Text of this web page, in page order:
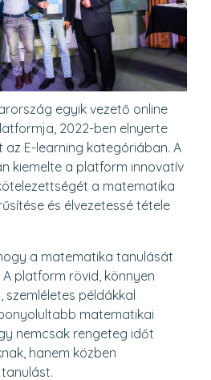
egyik vezető online
2022-ben elnyerte
az E-learning kategóriában. A
kiemelte a platform innovatív
a matematika
és élvezetessé tétele
a matematika tanulását
platform rövid, könnyen
példákkal
matematikai
nemcsak rengeteg időt
hanem közben